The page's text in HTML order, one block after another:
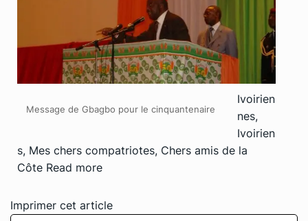
Message de Gbagbo pour le cinquantenaire
Ivoirien
nes,
Ivoirien
s, Mes chers compatriotes, Chers amis de la
Côte Read more
Imprimer cet article